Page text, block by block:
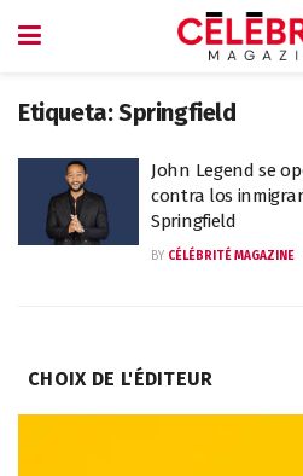
Etiqueta:Springfield
John Legend se
contra los
Springfield
BY CÉLÉBRITÉ MAGAZINE
CHOIX DE L'ÉDITEUR